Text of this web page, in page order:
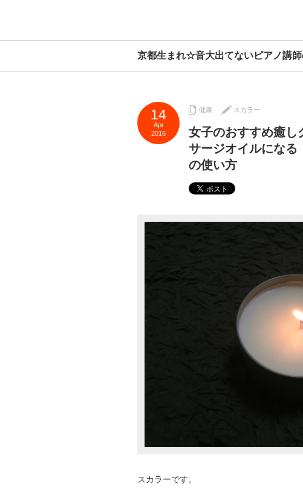
京都生まれ☆音大出てないピアノ講師
14
Apr
2016
健康 スカラー
女子のおすすめ癒し
サージオイルになる
の使い方
スカラーです。